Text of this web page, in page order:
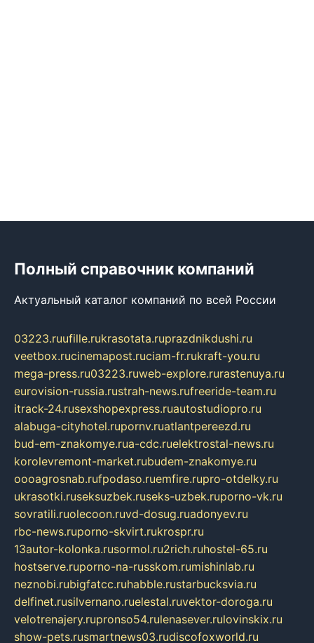
Полный справочник компаний
Актуальный каталог компаний по всей России
03223.ruufille.rukrasotata.ruprazdnikdushi.ru
veetbox.rucinemapost.ruciam-fr.rukraft-you.ru
mega-press.ru03223.ruweb-explore.rurastenuya.ru
eurovision-russia.rustrah-news.rufreeride-team.ru
itrack-24.rusexshopexpress.ruautostudiopro.ru
alabuga-cityhotel.rupornv.ruatlantpereezd.ru
bud-em-znakomye.rua-cdc.ruelektrostal-news.ru
korolevremont-market.rubudem-znakomye.ru
oooagrosnab.rufpodaso.ruemfire.rupro-otdelky.ru
ukrasotki.ruseksuzbek.ruseks-uzbek.ruporno-vk.ru
sovratili.ruolecoon.ruvd-dosug.ruadonyev.ru
rbc-news.ruporno-skvirt.rukrospr.ru
13autor-kolonka.rusormol.ru2rich.ruhostel-65.ru
hostserve.ruporno-na-russkom.rumishinlab.ru
neznobi.rubigfatcc.ruhabble.rustarbucksvia.ru
delfinet.rusilvernano.ruelestal.ruvektor-doroga.ru
velotrenajery.rupronso54.rulenasever.rulovinskix.ru
show-pets.rusmartnews03.rudiscofoxworld.ru